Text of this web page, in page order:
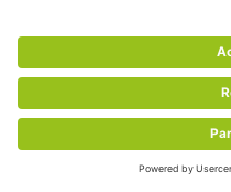
Aliments à éviter
Recettes